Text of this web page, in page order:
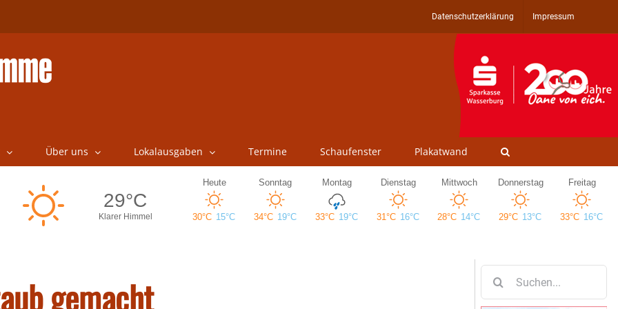
Datenschutzerklärung Impressum
Über uns Lokalausgaben Termine Schaufenster Plakatwand
gemacht
nach: